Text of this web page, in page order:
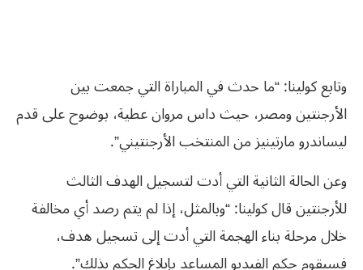
وتابع كولينا: “ما حدث في المباراة التي جمعت بين
الأرجنتين ومصر، حيث داس مروان عطية، بوضوح على قدم
ليساندرو مارتينيز من المنتخب الأرجنتيني”.
وعن الحالة الثانية التي أدت لتسجيل الهدف الثالث
للأرجنتين قال كولينا: “وبالمثل، إذا لم يتم رصد أي مخالفة
خلال مرحلة بناء الهجمة التي أدت إلى تسجيل هدف،
فسيقوم حكم الفيديو المساعد بإبلاغ الحكم بذلك”.